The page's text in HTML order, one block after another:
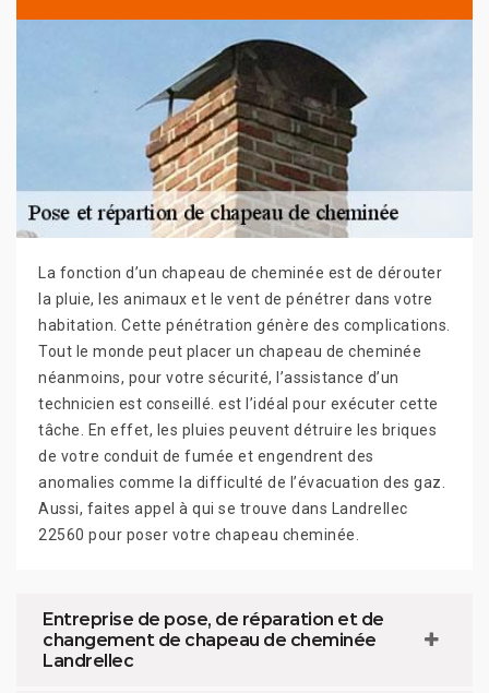
La fonction d’un chapeau de cheminée est de dérouter
la pluie, les animaux et le vent de pénétrer dans votre
habitation. Cette pénétration génère des complications.
Tout le monde peut placer un chapeau de cheminée
néanmoins, pour votre sécurité, l’assistance d’un
technicien est conseillé. est l’idéal pour exécuter cette
tâche. En effet, les pluies peuvent détruire les briques
de votre conduit de fumée et engendrent des
anomalies comme la difficulté de l’évacuation des gaz.
Aussi, faites appel à qui se trouve dans Landrellec
22560 pour poser votre chapeau cheminée.
Entreprise de pose, de réparation et de
changement de chapeau de cheminée
Landrellec